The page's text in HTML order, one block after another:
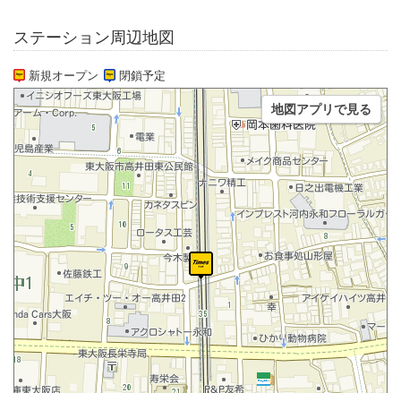
ステーション周辺地図
新規オープン 閉鎖予定
地図アプリで見る